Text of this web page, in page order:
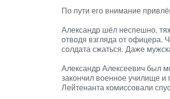
По пути его внимание
Александр шёл неспешно,
отводя взгляда от офицера.
солдата сжаться. Даже
Александр Алексеевич был
закончил военное училище
Лейтенанта комиссовали